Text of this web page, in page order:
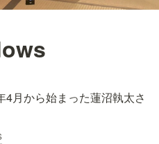
月から始まった蓮沼執太さ